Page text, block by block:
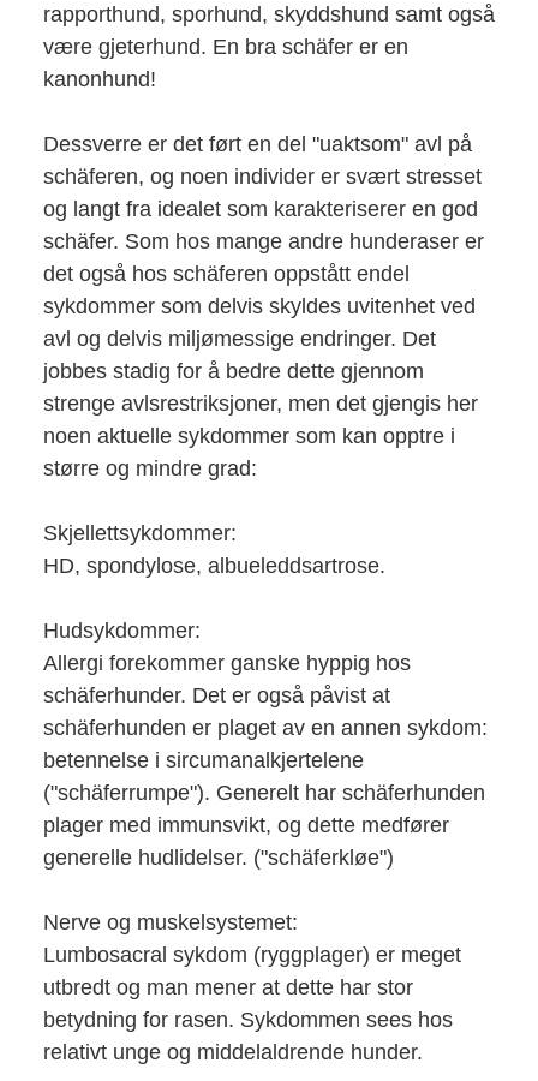
rapporthund, sporhund, skyddshund samt også
være gjeterhund. En bra schäfer er en
kanonhund!
Dessverre er det ført en del "uaktsom" avl på
schäferen, og noen individer er svært stresset
og langt fra idealet som karakteriserer en god
schäfer. Som hos mange andre hunderaser er
det også hos schäferen oppstått endel
sykdommer som delvis skyldes uvitenhet ved
avl og delvis miljømessige endringer. Det
jobbes stadig for å bedre dette gjennom
strenge avlsrestriksjoner, men det gjengis her
noen aktuelle sykdommer som kan opptre i
større og mindre grad:
Skjellettsykdommer:
HD, spondylose, albueleddsartrose.
Hudsykdommer:
Allergi forekommer ganske hyppig hos
schäferhunder. Det er også påvist at
schäferhunden er plaget av en annen sykdom:
betennelse i sircumanalkjertelene
("schäferrumpe"). Generelt har schäferhunden
plager med immunsvikt, og dette medfører
generelle hudlidelser. ("schäferkløe")
Nerve og muskelsystemet:
Lumbosacral sykdom (ryggplager) er meget
utbredt og man mener at dette har stor
betydning for rasen. Sykdommen sees hos
relativt unge og middelaldrende hunder.